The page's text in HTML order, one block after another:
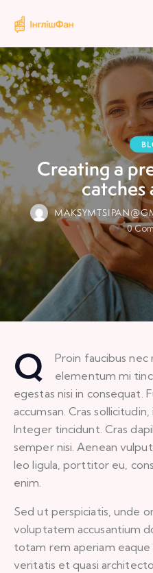
Creating a
0
Q
Proin faucibus nec
elementum mi
egestas nisi in consequat.
accumsan. Cras
Integer tincidunt. Cras
semper nisi. Aenean
leo ligula, porttitor eu,
enim.
Sed ut perspiciatis, unde
voluptatem accusantium
totam rem aperiam eaque
veritatis et quasi